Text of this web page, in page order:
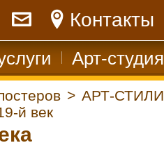
Контакты
Арт-студия
> АРТ-СТИЛИ
й век